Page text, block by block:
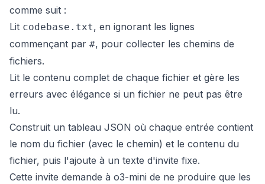
comme suit :
Lit codebase.txt, en ignorant les lignes
commençant par #, pour collecter les chemins de
fichiers.
Lit le contenu complet de chaque fichier et gère les
erreurs avec élégance si un fichier ne peut pas être
lu.
Construit un tableau JSON où chaque entrée contient
le nom du fichier (avec le chemin) et le contenu du
fichier, puis l'ajoute à un texte d'invite fixe.
Cette invite demande à o3-mini de ne produire que les